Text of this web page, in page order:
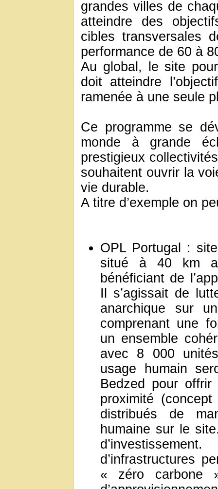
grandes villes de
atteindre des
cibles transversales
performance de 60 à
Au global, le site
doit atteindre
ramenée à une seule
Ce programme se
monde à grande
prestigieux
souhaitent ouvrir la
vie durable.
A titre d’exemple on
OPL Portugal :
situé à 40 km
bénéficiant de
Il s’agissait de
anarchique sur
comprenant une
un ensemble
avec 8 000
usage humain
Bedzed pour
proximité
distribués de
humaine sur le
d’infrastructures
« zéro carbone